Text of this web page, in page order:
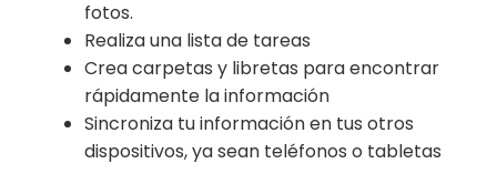
fotos.
Realiza una lista de tareas
Crea carpetas y libretas para encontrar
rápidamente la información
Sincroniza tu información en tus otros
dispositivos, ya sean teléfonos o tabletas